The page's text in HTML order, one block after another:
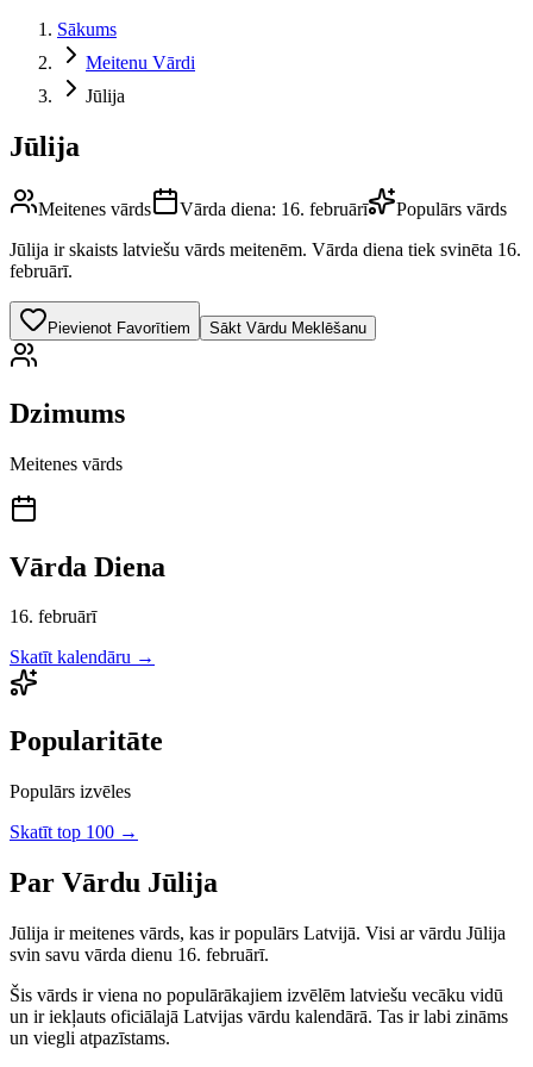
Sākums
Meitenu Vārdi
Jūlija
Jūlija
Meitenes vārds Vārda diena: 16. februārī
Populārs vārds
Jūlija ir skaists latviešu vārds meitenēm. Vārda diena tiek svinēta 16.
februārī.
Pievienot Favorītiem Sākt Vārdu Meklēšanu
Dzimums
Meitenes vārds
Vārda Diena
16. februārī
Skatīt kalendāru →
Popularitāte
Populārs izvēles
Skatīt top 100 →
Par Vārdu Jūlija
Jūlija irmeitenes vārds, kas ir populārs Latvijā. Visi ar vārdu Jūlija
svin savu vārda dienu 16. februārī.
Šis vārds ir viena no populārākajiem izvēlēm latviešu vecāku vidū
un ir iekļauts oficiālajā Latvijas vārdu kalendārā. Tas ir labi zināms
un viegli atpazīstams.